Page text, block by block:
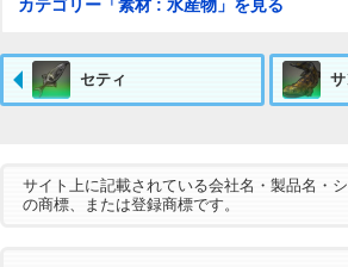
カテゴリー「素材 : 水産物」を見る
セティ
サイト上に記載されている会社名・製品名・
の商標、または登録商標です。